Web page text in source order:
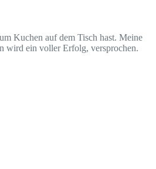
Kuchen auf dem Tisch hast. Meine
wird ein voller Erfolg, versprochen.